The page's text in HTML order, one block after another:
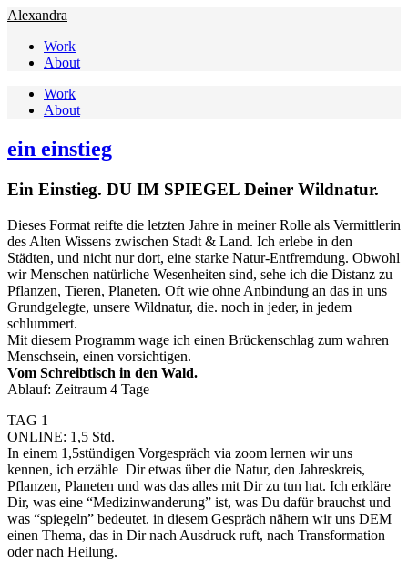
Alexandra
Work
About
Work
About
ein einstieg
Ein Einstieg. DU IM SPIEGEL Deiner Wildnatur.
Dieses Format reifte die letzten Jahre in meiner Rolle als Vermittlerin
des Alten Wissens zwischen Stadt & Land. Ich erlebe in den
Städten, und nicht nur dort, eine starke Natur-Entfremdung. Obwohl
wir Menschen natürliche Wesenheiten sind, sehe ich die Distanz zu
Pflanzen, Tieren, Planeten. Oft wie ohne Anbindung an das in uns
Grundgelegte, unsere Wildnatur, die. noch in jeder, in jedem
schlummert.
Mit diesem Programm wage ich einen Brückenschlag zum wahren
Menschsein, einen vorsichtigen.
Vom Schreibtisch in den Wald.
Ablauf: Zeitraum 4 Tage
TAG 1
ONLINE: 1,5 Std.
In einem 1,5stündigen Vorgespräch via zoom lernen wir uns
kennen, ich erzähle  Dir etwas über die Natur, den Jahreskreis,
Pflanzen, Planeten und was das alles mit Dir zu tun hat. Ich erkläre
Dir, was eine “Medizinwanderung” ist, was Du dafür brauchst und
was “spiegeln” bedeutet. in diesem Gespräch nähern wir uns DEM
einen Thema, das in Dir nach Ausdruck ruft, nach Transformation
oder nach Heilung.